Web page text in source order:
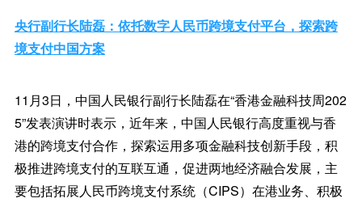
央行副行长陆磊：依托数字人民币跨境支付平台，探索跨
境支付中国方案
11月3日，中国人民银行副行长陆磊在“香港金融科技周202
5”发表演讲时表示，近年来，中国人民银行高度重视与香
港的跨境支付合作，探索运用多项金融科技创新手段，积
极推进跨境支付的互联互通，促进两地经济融合发展，主
要包括拓展人民币跨境支付系统（CIPS）在港业务、积极